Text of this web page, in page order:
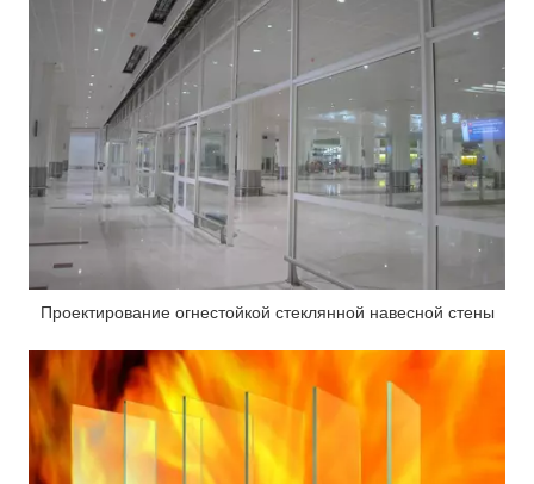
Проектирование огнестойкой стеклянной навесной стены